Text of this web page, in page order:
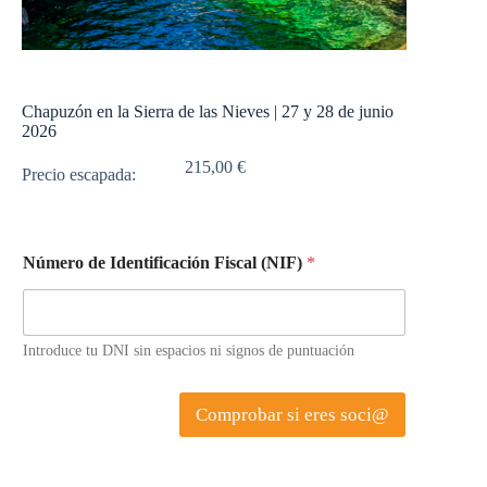
Chapuzón en la Sierra de las Nieves | 27 y 28 de junio
2026
215,00 €
Número de Identificación Fiscal (NIF) *
Introduce tu DNI sin espacios ni signos de puntuación
Comprobar si eres soci@